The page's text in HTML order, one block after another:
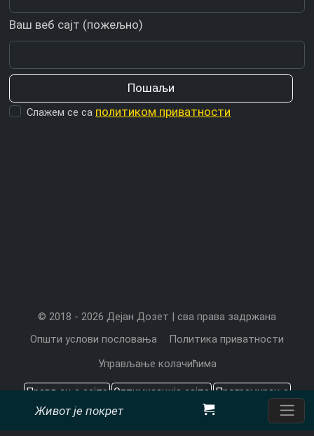
Живот је покрет
Ваш веб сајт (пожељно)
Слажем се са политиком приватности
© 2018 - 2026 Дејан Дозет | сва права задржана
Општи услови пословања
Политика приватности
Управљање колачићима
Прављење сајта Оптимизација сајта Програмирање
Садржај који значи
Цена прављења сајта
Претраживачи CMS